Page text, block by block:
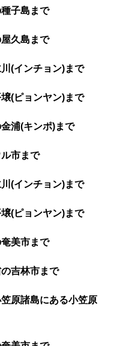
子島まで
久島まで
(インチョン)まで
(ピョンヤン)まで
浦(キンポ)まで
市まで
(インチョン)まで
(ピョンヤン)まで
美市まで
吉林市まで
原諸島にある小笠原